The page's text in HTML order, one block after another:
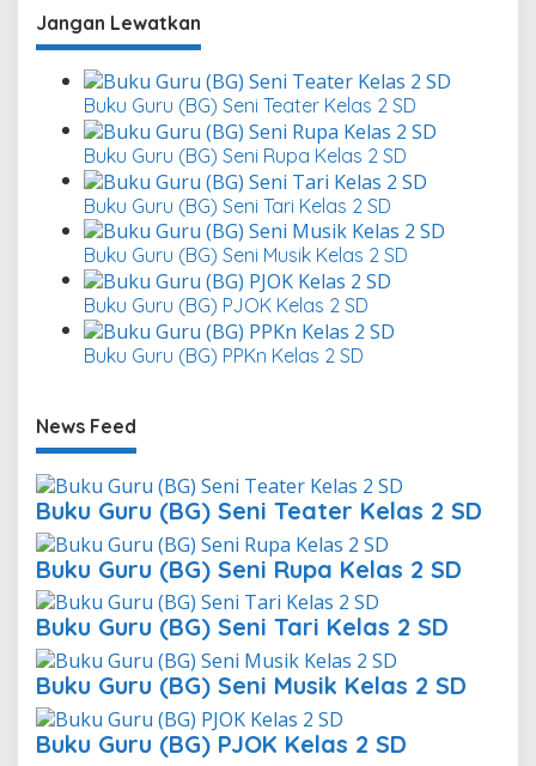
Jangan Lewatkan
Buku Guru (BG) Seni Teater Kelas 2 SD
Buku Guru (BG) Seni Rupa Kelas 2 SD
Buku Guru (BG) Seni Tari Kelas 2 SD
Buku Guru (BG) Seni Musik Kelas 2 SD
Buku Guru (BG) PJOK Kelas 2 SD
Buku Guru (BG) PPKn Kelas 2 SD
News Feed
Buku Guru (BG) Seni Teater Kelas 2 SD
Buku Guru (BG) Seni Rupa Kelas 2 SD
Buku Guru (BG) Seni Tari Kelas 2 SD
Buku Guru (BG) Seni Musik Kelas 2 SD
Buku Guru (BG) PJOK Kelas 2 SD